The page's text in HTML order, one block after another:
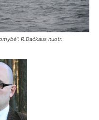
R.Dačkaus nuotr.